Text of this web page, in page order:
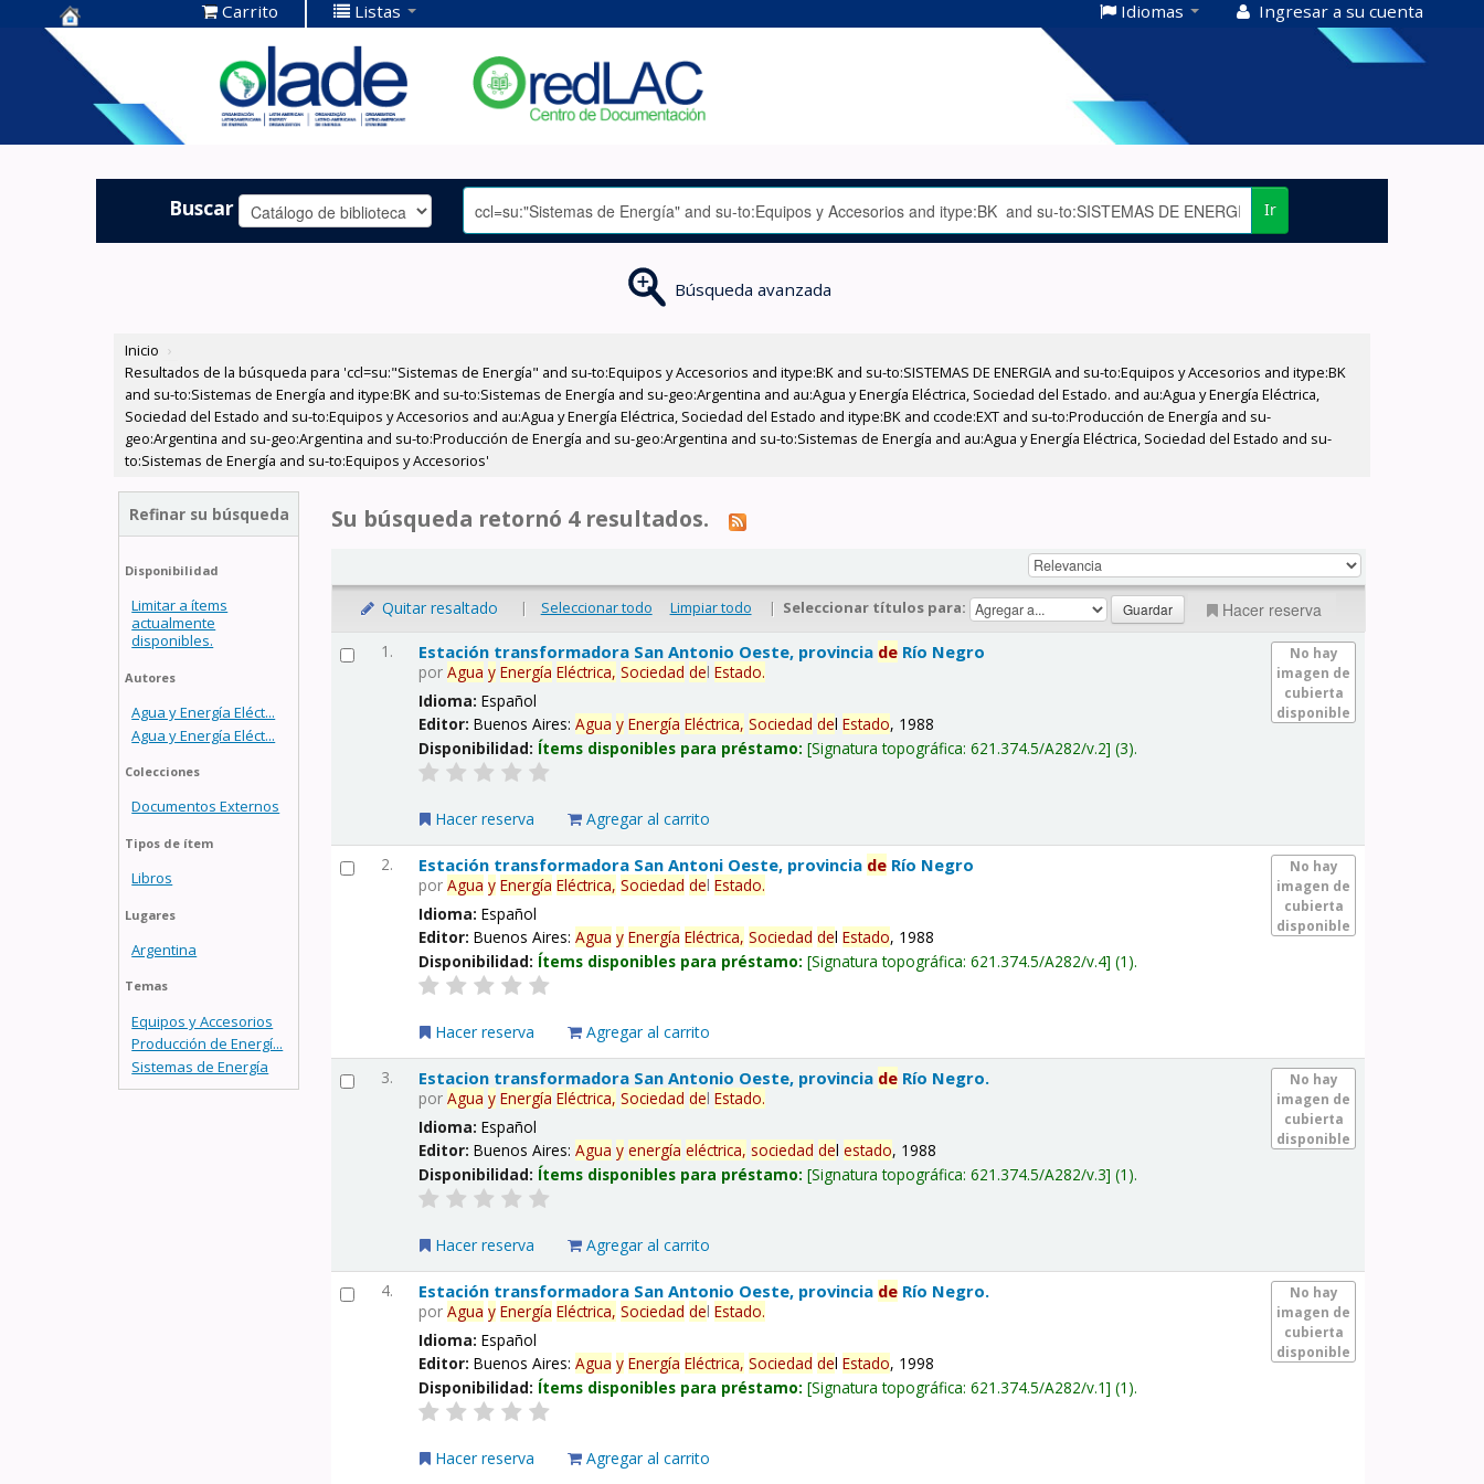
Centro de
Documentación
OLADE -
Carrito Listas Idiomas Ingresar a su cuenta
Buscar Ir
Búsqueda avanzada
Inicio ›
Resultados de la búsqueda para 'ccl=su:"Sistemas de Energía" and su-to:Equipos y Accesorios and itype:BK and su-to:SISTEMAS DE ENERGIA and su-to:Equipos y Accesorios and itype:BK
and su-to:Sistemas de Energía and itype:BK and su-to:Sistemas de Energía and su-geo:Argentina and au:Agua y Energía Eléctrica, Sociedad del Estado. and au:Agua y Energía Eléctrica,
Sociedad del Estado and su-to:Equipos y Accesorios and au:Agua y Energía Eléctrica, Sociedad del Estado and itype:BK and ccode:EXT and su-to:Producción de Energía and su-
geo:Argentina and su-geo:Argentina and su-to:Producción de Energía and su-geo:Argentina and su-to:Sistemas de Energía and au:Agua y Energía Eléctrica, Sociedad del Estado and su-
to:Sistemas de Energía and su-to:Equipos y Accesorios'
Refinar su búsqueda
Disponibilidad
Limitar a ítems
actualmente
disponibles.
Autores
Agua y Energía Eléct...
Agua y Energía Eléct...
Colecciones
Documentos Externos
Tipos de ítem
Libros
Lugares
Argentina
Temas
Equipos y Accesorios
Producción de Energí...
Sistemas de Energía
Su búsqueda retornó 4 resultados.
Quitar resaltado | Seleccionar todo Limpiar todo | Seleccionar títulos para: Hacer reserva
1.
No hay
imagen de
cubierta
disponible
Estación transformadora San Antonio Oeste, provincia de Río Negro
porAgua y Energía Eléctrica, Sociedad delEstado.
Idioma:Español
Editor:Buenos Aires:Agua y Energía Eléctrica, Sociedad delEstado, 1988
Disponibilidad: Ítems disponibles para préstamo: Signatura topográfica:621.374.5/A282/v.2 (3).
Hacer reserva Agregar al carrito
2.
No hay
imagen de
cubierta
disponible
Estación transformadora San Antoni Oeste, provincia de Río Negro
porAgua y Energía Eléctrica, Sociedad delEstado.
Idioma:Español
Editor:Buenos Aires:Agua y Energía Eléctrica, Sociedad delEstado, 1988
Disponibilidad: Ítems disponibles para préstamo: Signatura topográfica:621.374.5/A282/v.4 (1).
Hacer reserva Agregar al carrito
3.
No hay
imagen de
cubierta
disponible
Estacion transformadora San Antonio Oeste, provincia de Río Negro.
porAgua y Energía Eléctrica, Sociedad delEstado.
Idioma:Español
Editor:Buenos Aires:Agua y energía eléctrica, sociedad delestado, 1988
Disponibilidad: Ítems disponibles para préstamo: Signatura topográfica:621.374.5/A282/v.3 (1).
Hacer reserva Agregar al carrito
4.
No hay
imagen de
cubierta
disponible
Estación transformadora San Antonio Oeste, provincia de Río Negro.
porAgua y Energía Eléctrica, Sociedad delEstado.
Idioma:Español
Editor:Buenos Aires:Agua y Energía Eléctrica, Sociedad delEstado, 1998
Disponibilidad: Ítems disponibles para préstamo: Signatura topográfica:621.374.5/A282/v.1 (1).
Hacer reserva Agregar al carrito